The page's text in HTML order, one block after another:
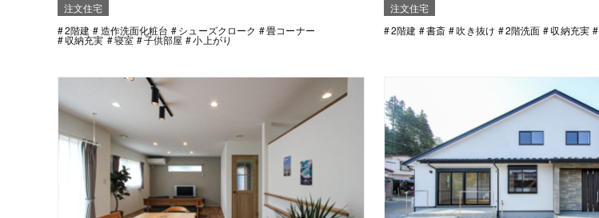
注文住宅
2階建
造作洗面化粧台 シューズクローク 畳コーナー
収納充実 寝室 子供部屋 小上がり
注文住宅
2階建
書斎 吹き抜け 2階洗面 収納充実